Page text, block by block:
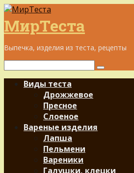
Перейти
к
контенту
МирТеста
Выпечка, изделия из теста, рецепты
Поиск:
Виды теста
Дрожжевое
Пресное
Слоеное
Вареные изделия
Лапша
Пельмени
Вареники
Галушки, клецки